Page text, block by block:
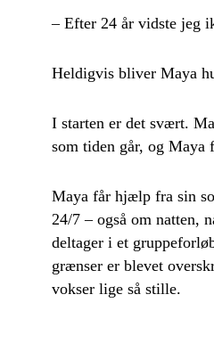
– Efter 24 år vidste jeg
Heldigvis bliver Maya
I starten er det svært.
som tiden går, og Maya
Maya får hjælp fra sin
24/7 – også om natten,
deltager i et
grænser er blevet
vokser lige så stille.